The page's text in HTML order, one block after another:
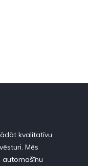
kvalitatīvu
Mēs
automašīnu